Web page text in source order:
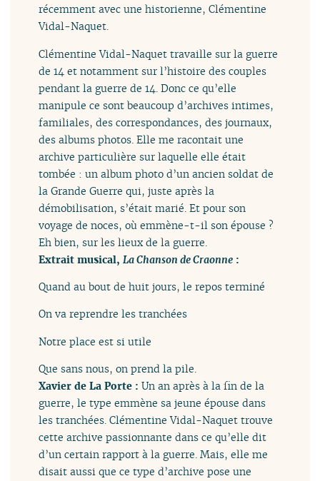
récemment avec une historienne, Clémentine
Vidal-Naquet.
Clémentine Vidal-Naquet travaille sur la guerre
de 14 et notamment sur l’histoire des couples
pendant la guerre de 14. Donc ce qu’elle
manipule ce sont beaucoup d’archives intimes,
familiales, des correspondances, des journaux,
des albums photos. Elle me racontait une
archive particulière sur laquelle elle était
tombée : un album photo d’un ancien soldat de
la Grande Guerre qui, juste après la
démobilisation, s’était marié. Et pour son
voyage de noces, où emmène-t-il son épouse ?
Eh bien, sur les lieux de la guerre.
Extrait musical, La Chanson de Craonne :
Quand au bout de huit jours, le repos terminé
On va reprendre les tranchées
Notre place est si utile
Que sans nous, on prend la pile.
Xavier de La Porte :Un an après à la fin de la
guerre, le type emmène sa jeune épouse dans
les tranchées. Clémentine Vidal-Naquet trouve
cette archive passionnante dans ce qu’elle dit
d’un certain rapport à la guerre. Mais, elle me
disait aussi que ce type d’archive pose une